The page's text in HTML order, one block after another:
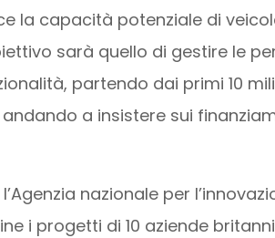
la capacità potenziale di
sarà quello di gestire le
partendo dai primi 10
a insistere sui
nazionale per
i progetti di 10 aziende